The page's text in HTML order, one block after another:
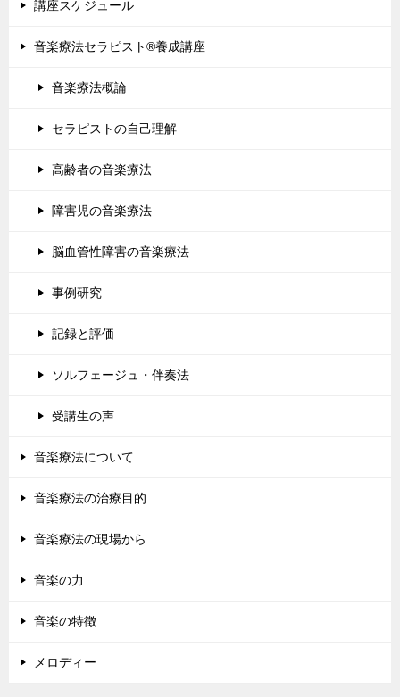
講座スケジュール
音楽療法セラピスト®養成講座
音楽療法概論
セラピストの自己理解
高齢者の音楽療法
障害児の音楽療法
脳血管性障害の音楽療法
事例研究
記録と評価
ソルフェージュ・伴奏法
受講生の声
音楽療法について
音楽療法の治療目的
音楽療法の現場から
音楽の力
音楽の特徴
メロディー